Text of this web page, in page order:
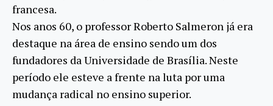
francesa.
Nos anos 60, o professor Roberto Salmeron já era
destaque na área de ensino sendo um dos
fundadores da Universidade de Brasília. Neste
período ele esteve a frente na luta por uma
mudança radical no ensino superior.